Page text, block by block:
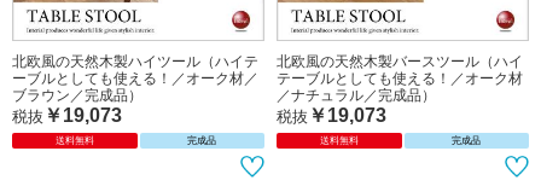
北欧風の天然木製ハイツール（ハイテ
ーブルとしても使える！／オーク材／
ブラウン／完成品）
税抜 ￥19,073
送料無料 完成品
北欧風の天然木製バースツール（ハイ
テーブルとしても使える！／オーク材
／ナチュラル／完成品）
税抜 ￥19,073
送料無料 完成品